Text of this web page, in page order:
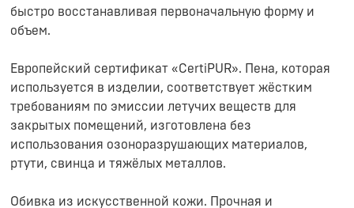
быстро восстанавливая первоначальную форму и
объем.
Европейский сертификат «CertiPUR». Пена, которая
используется в изделии, соответствует жёстким
требованиям по эмиссии летучих веществ для
закрытых помещений, изготовлена без
использования озоноразрушающих материалов,
ртути, свинца и тяжёлых металлов.
Обивка из искусственной кожи. Прочная и